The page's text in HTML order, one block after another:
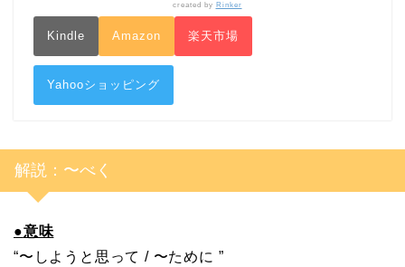
created by Rinker
Kindle Amazon 楽天市場
Yahooショッピング
解説：〜べく
●意味
“〜しようと思って / 〜ために ”